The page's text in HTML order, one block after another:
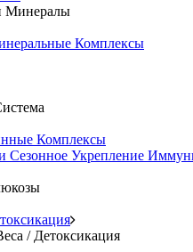
Минералы
Комплексы
Комплексы
Сезонное Укрепление
/ Детоксикация